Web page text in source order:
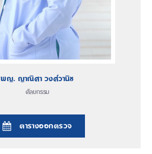
ศัลยกรรม
พญ. ญาณิศา วงศ์วานิช
ตารางออกตรวจ